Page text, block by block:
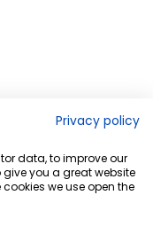
Privacy policy
data, to improve our
you a great website
we use open the